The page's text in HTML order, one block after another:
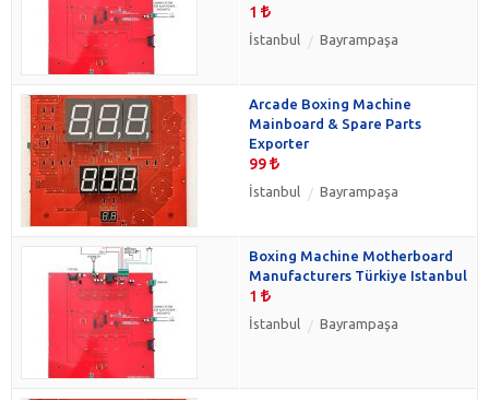
1
İstanbul Bayrampaşa
Arcade Boxing Machine
Mainboard & Spare Parts
Exporter
99
İstanbul Bayrampaşa
Boxing Machine Motherboard
Manufacturers Türkiye Istanbul
1
İstanbul Bayrampaşa